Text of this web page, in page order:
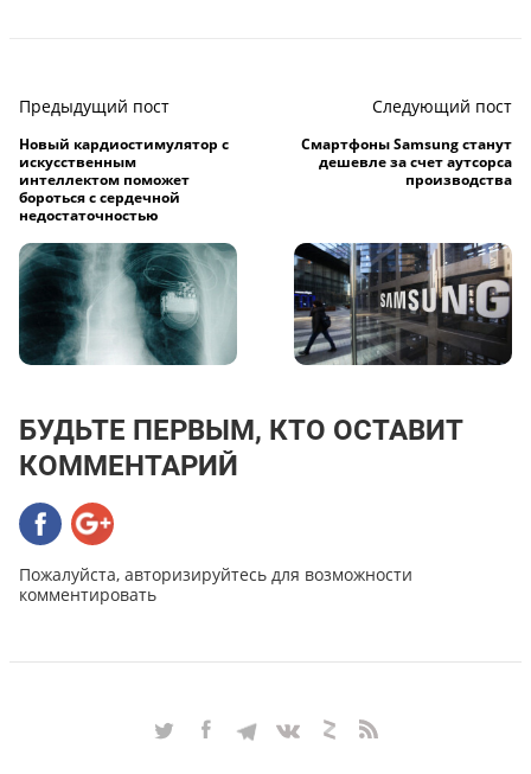
Предыдущий пост
Новый кардиостимулятор с
искусственным
интеллектом поможет
бороться с сердечной
недостаточностью
Следующий пост
Смартфоны Samsung станут
дешевле за счет аутсорса
производства
БУДЬТЕ ПЕРВЫМ, КТО ОСТАВИТ
КОММЕНТАРИЙ
Пожалуйста, авторизируйтесь для возможности
комментировать